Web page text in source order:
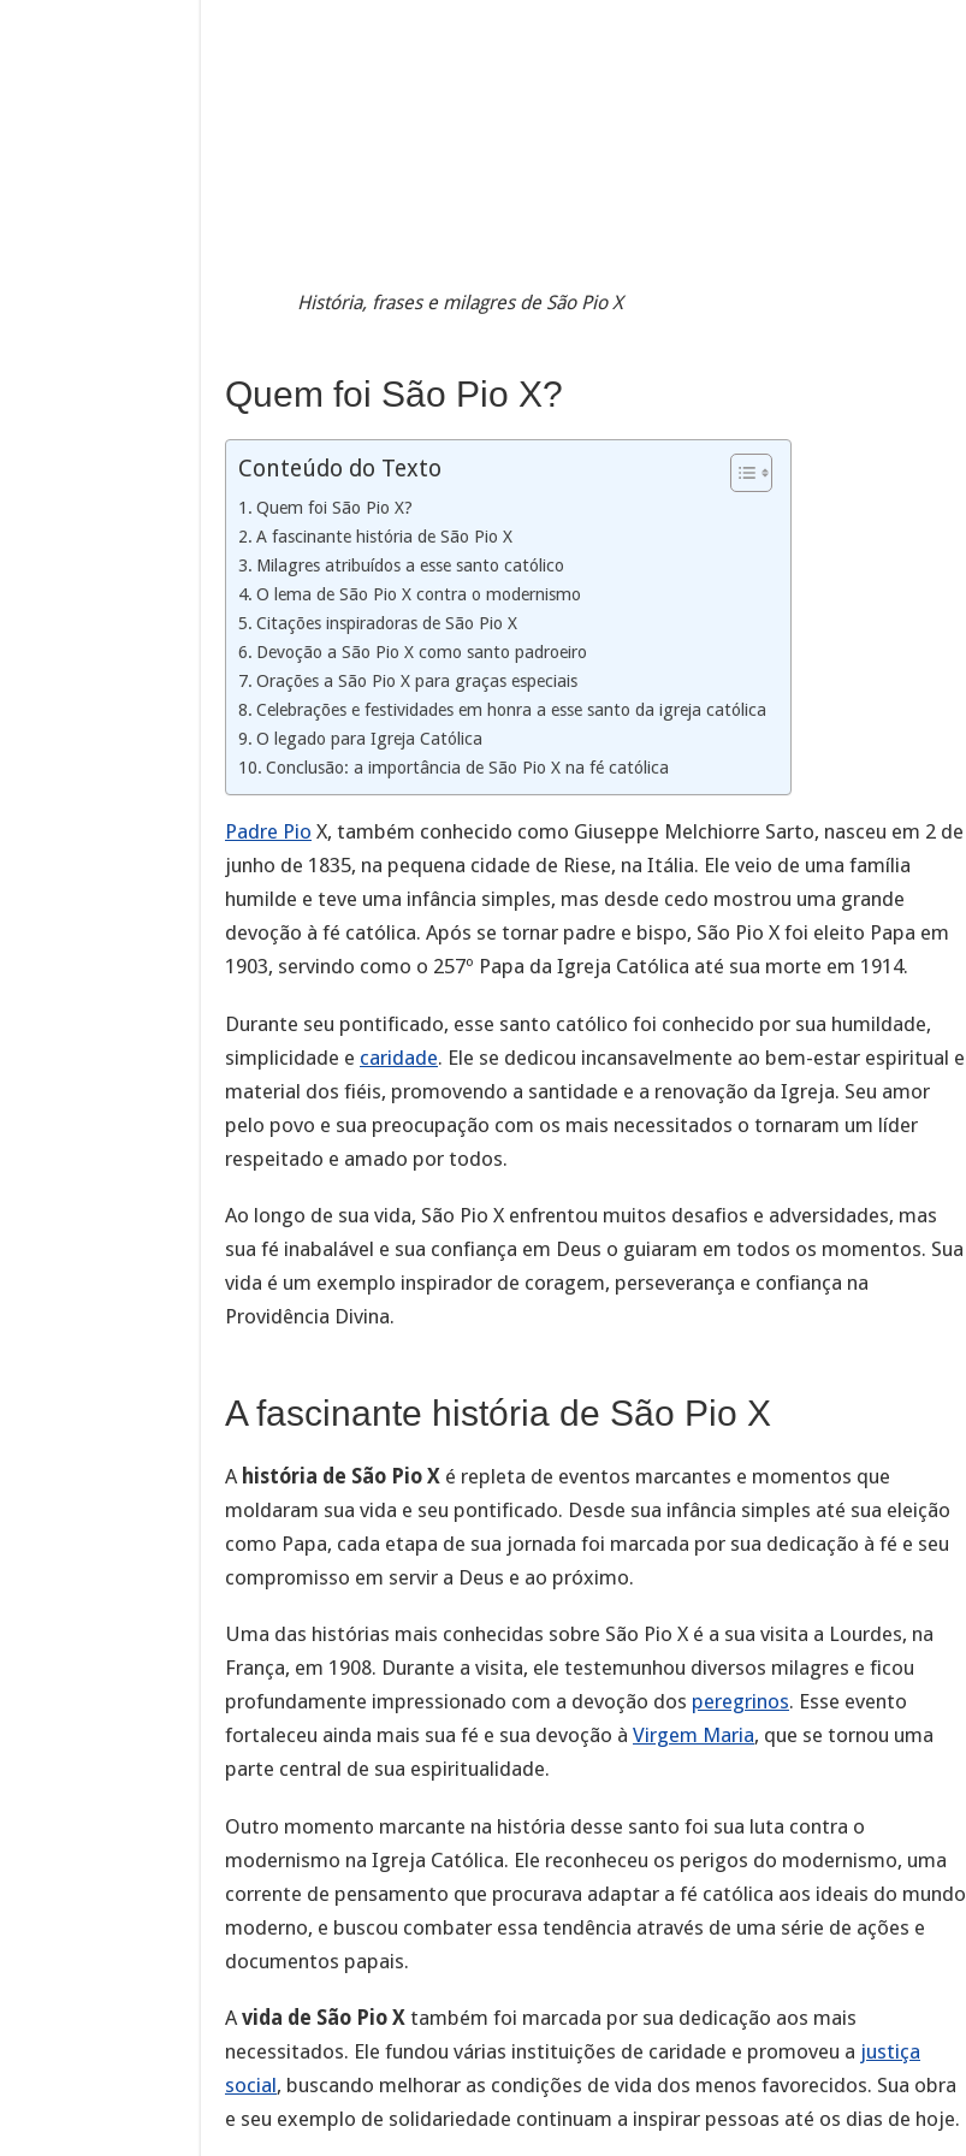
História, frases e milagres de São Pio X
Quem foi São Pio X?
Conteúdo do Texto
Quem foi São Pio X?
A fascinante história de São Pio X
Milagres atribuídos a esse santo católico
O lema de São Pio X contra o modernismo
Citações inspiradoras de São Pio X
Devoção a São Pio X como santo padroeiro
Orações a São Pio X para graças especiais
Celebrações e festividades em honra a esse santo da igreja católica
O legado para Igreja Católica
Conclusão: a importância de São Pio X na fé católica
Padre Pio X, também conhecido como Giuseppe Melchiorre Sarto, nasceu em 2 de
junho de 1835, na pequena cidade de Riese, na Itália. Ele veio de uma família
humilde e teve uma infância simples, mas desde cedo mostrou uma grande
devoção à fé católica. Após se tornar padre e bispo, São Pio X foi eleito Papa em
1903, servindo como o 257º Papa da Igreja Católica até sua morte em 1914.
Durante seu pontificado, esse santo católico foi conhecido por sua humildade,
simplicidade e caridade. Ele se dedicou incansavelmente ao bem-estar espiritual e
material dos fiéis, promovendo a santidade e a renovação da Igreja. Seu amor
pelo povo e sua preocupação com os mais necessitados o tornaram um líder
respeitado e amado por todos.
Ao longo de sua vida, São Pio X enfrentou muitos desafios e adversidades, mas
sua fé inabalável e sua confiança em Deus o guiaram em todos os momentos. Sua
vida é um exemplo inspirador de coragem, perseverança e confiança na
Providência Divina.
A fascinante história de São Pio X
A história de São Pio X é repleta de eventos marcantes e momentos que
moldaram sua vida e seu pontificado. Desde sua infância simples até sua eleição
como Papa, cada etapa de sua jornada foi marcada por sua dedicação à fé e seu
compromisso em servir a Deus e ao próximo.
Uma das histórias mais conhecidas sobre São Pio X é a sua visita a Lourdes, na
França, em 1908. Durante a visita, ele testemunhou diversos milagres e ficou
profundamente impressionado com a devoção dos peregrinos. Esse evento
fortaleceu ainda mais sua fé e sua devoção à Virgem Maria, que se tornou uma
parte central de sua espiritualidade.
Outro momento marcante na história desse santo foi sua luta contra o
modernismo na Igreja Católica. Ele reconheceu os perigos do modernismo, uma
corrente de pensamento que procurava adaptar a fé católica aos ideais do mundo
moderno, e buscou combater essa tendência através de uma série de ações e
documentos papais.
Avida de São Pio X também foi marcada por sua dedicação aos mais
necessitados. Ele fundou várias instituições de caridade e promoveu a justiça
social, buscando melhorar as condições de vida dos menos favorecidos. Sua obra
e seu exemplo de solidariedade continuam a inspirar pessoas até os dias de hoje.